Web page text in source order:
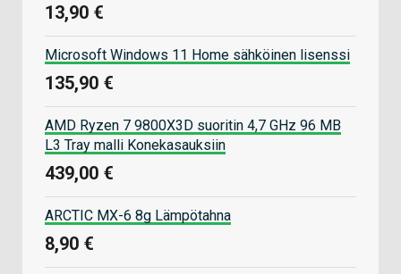
13,90 €
Microsoft Windows 11 Home sähköinen lisenssi
135,90 €
AMD Ryzen 7 9800X3D suoritin 4,7 GHz 96 MB
L3 Tray malli Konekasauksiin
439,00 €
ARCTIC MX-6 8g Lämpötahna
8,90 €